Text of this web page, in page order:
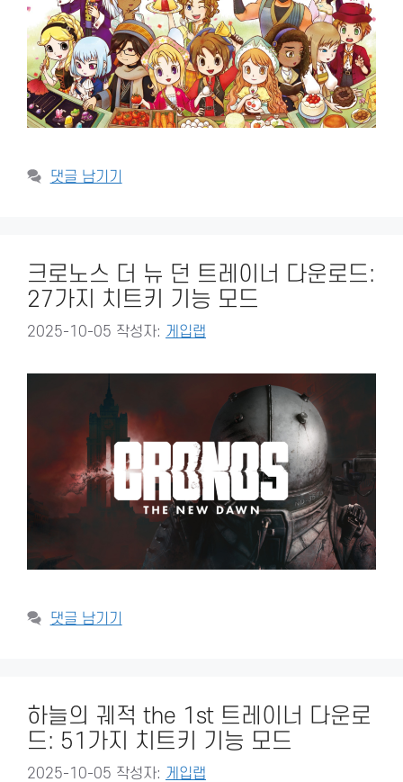
댓글 남기기
크로노스 더 뉴 던 트레이너 다운로드:
27가지 치트키 기능 모드
2025-10-05 작성자: 게입랩
댓글 남기기
하늘의 궤적 the 1st 트레이너 다운로
드: 51가지 치트키 기능 모드
2025-10-05 작성자: 게입랩